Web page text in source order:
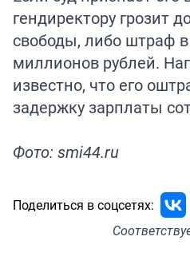
гендиректору грозит
свободы, либо штраф
миллионов рублей.
известно, что его
задержку зарплаты
Фото: smi44.ru
Поделиться в соцсетях: